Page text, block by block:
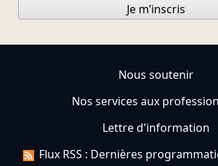
Je m’inscris
Nous soutenir
Nos services aux
Lettre d'information
Flux RSS : Dernières